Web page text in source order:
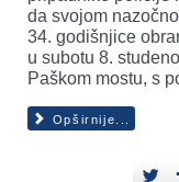
da svojom
34. godišnjice
u subotu 8.
Paškom mostu, s
Opširnije...